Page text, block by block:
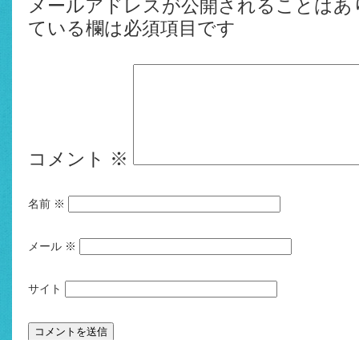
メールアドレスが公開されることはあ
ている欄は必須項目です
コメント ※
名前 ※
メール ※
サイト